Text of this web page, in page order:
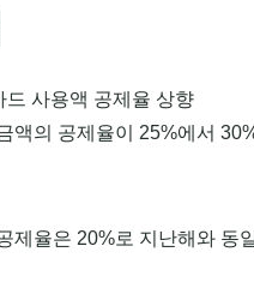
사용액 공제율 상향
액의 공제율이 25%에서
제율은 20%로 지난해와 동